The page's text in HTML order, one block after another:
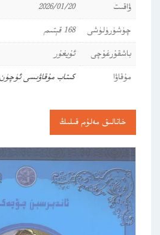
ۋاقىت
2026/01/20
چۈشۈرۈلۈشى
168 قېتىم
باشقۇرغۇچى
ئۇيغۇر
مۇقاۋا
كىتاب مۇقاۋىسى
خاتالىق مەلۇم قىلىڭ